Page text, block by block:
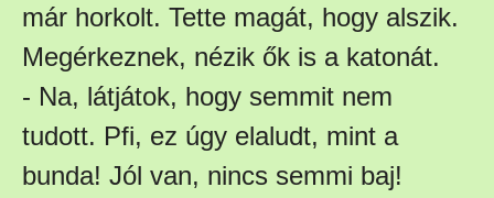
már horkolt. Tette magát, hogy alszik.
Megérkeznek, nézik ők is a katonát.
- Na, látjátok, hogy semmit nem
tudott. Pfi, ez úgy elaludt, mint a
bunda! Jól van, nincs semmi baj!